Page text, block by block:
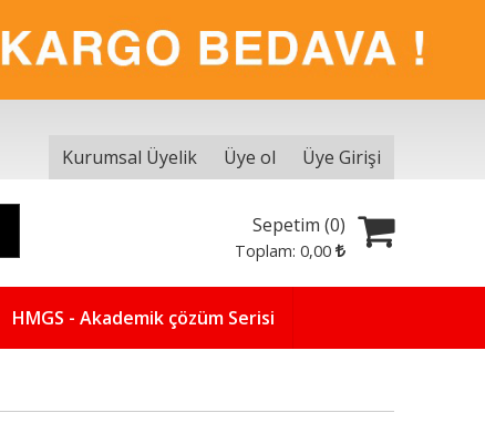
Kurumsal Üyelik Üye ol Üye Girişi
Sepetim (0)
Toplam:0,00
HMGS - Akademik çözüm Serisi